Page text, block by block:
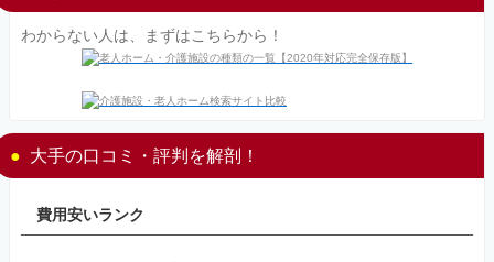
わからない人は、まずはこちらから！
大手の口コミ・評判を解剖！
費用安いランク